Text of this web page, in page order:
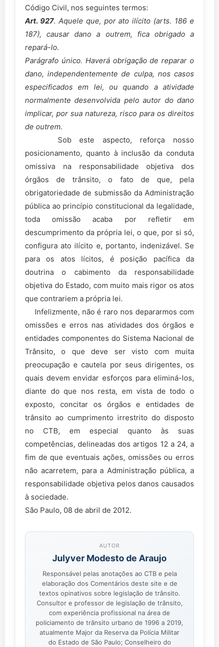
Código Civil, nos seguintes termos:
Art. 927. Aquele que, por ato ilícito (arts. 186 e
187), causar dano a outrem, fica obrigado a
repará-lo.
Parágrafo único. Haverá obrigação de reparar o
dano, independentemente de culpa, nos casos
especificados em lei, ou quando a atividade
normalmente desenvolvida pelo autor do dano
implicar, por sua natureza, risco para os direitos
de outrem.
Sob este aspecto, reforça nosso
posicionamento, quanto à inclusão da conduta
omissiva na responsabilidade objetiva dos
órgãos de trânsito, o fato de que, pela
obrigatoriedade de submissão da Administração
pública ao princípio constitucional da legalidade,
toda omissão acaba por refletir em
descumprimento da própria lei, o que, por si só,
configura ato ilícito e, portanto, indenizável. Se
para os atos lícitos, é posição pacífica da
doutrina o cabimento da responsabilidade
objetiva do Estado, com muito mais rigor os atos
que contrariem a própria lei.
Infelizmente, não é raro nos depararmos com
omissões e erros nas atividades dos órgãos e
entidades componentes do Sistema Nacional de
Trânsito, o que deve ser visto com muita
preocupação e cautela por seus dirigentes, os
quais devem envidar esforços para eliminá-los,
diante do que nos resta, em vista de todo o
exposto, concitar os órgãos e entidades de
trânsito ao cumprimento irrestrito do disposto
no CTB, em especial quanto às suas
competências, delineadas dos artigos 12 a 24, a
fim de que eventuais ações, omissões ou erros
não acarretem, para a Administração pública, a
responsabilidade objetiva pelos danos causados
à sociedade.
São Paulo, 08 de abril de 2012.
AUTOR
Julyver Modesto de Araujo
Responsável pelas anotações ao CTB e pela
elaboração dos Comentários deste site e de
textos opinativos sobre legislação de trânsito.
Consultor e professor de legislação de trânsito,
com experiência profissional na área de
policiamento de trânsito urbano de 1996 a 2019,
atualmente Major da Reserva da Polícia Militar
do Estado de São Paulo; Conselheiro do